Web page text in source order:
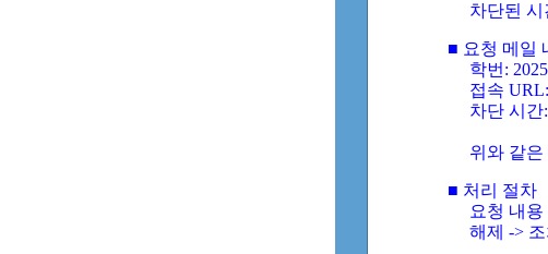
차단된 시
■ 요청 메일
학번:
접속 URL:
차단 시간
위와 같은
■ 처리 절차
요청 내
해제 ->